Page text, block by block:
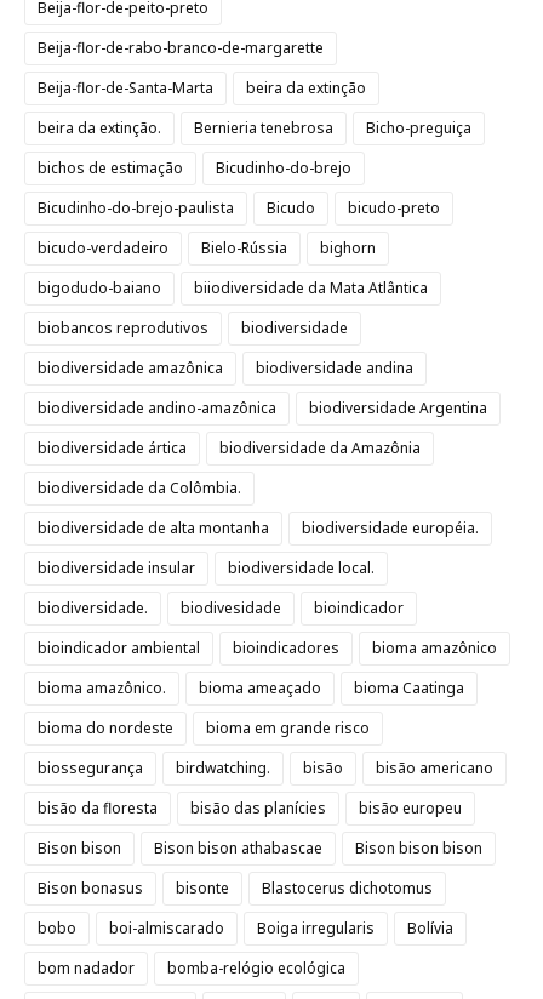
Beija-flor-de-peito-preto
Beija-flor-de-rabo-branco-de-margarette
Beija-flor-de-Santa-Marta
beira da extinção
beira da extinção.
Bernieria tenebrosa
Bicho-preguiça
bichos de estimação
Bicudinho-do-brejo
Bicudinho-do-brejo-paulista
Bicudo
bicudo-preto
bicudo-verdadeiro
Bielo-Rússia
bighorn
bigodudo-baiano
biiodiversidade da Mata Atlântica
biobancos reprodutivos
biodiversidade
biodiversidade amazônica
biodiversidade andina
biodiversidade andino-amazônica
biodiversidade Argentina
biodiversidade ártica
biodiversidade da Amazônia
biodiversidade da Colômbia.
biodiversidade de alta montanha
biodiversidade européia.
biodiversidade insular
biodiversidade local.
biodiversidade.
biodivesidade
bioindicador
bioindicador ambiental
bioindicadores
bioma amazônico
bioma amazônico.
bioma ameaçado
bioma Caatinga
bioma do nordeste
bioma em grande risco
biossegurança
birdwatching. bisão
bisão americano
bisão da floresta
bisão das planícies
bisão europeu
Bison bison
Bison bison athabascae
Bison bison bison
Bison bonasus
bisonte
Blastocerus dichotomus
bobo
boi-almiscarado Boiga irregularis
Bolívia
bom nadador
bomba-relógio ecológica